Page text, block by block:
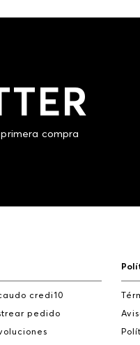
compra
credi10
pedido